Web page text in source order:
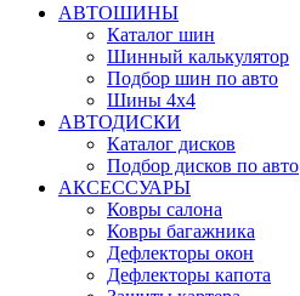
АВТОШИНЫ
Каталог шин
Шинный калькулятор
Подбор шин по авто
Шины 4x4
АВТОДИСКИ
Каталог дисков
Подбор дисков по авто
АКСЕССУАРЫ
Ковры салона
Ковры багажника
Дефлекторы окон
Дефлекторы капота